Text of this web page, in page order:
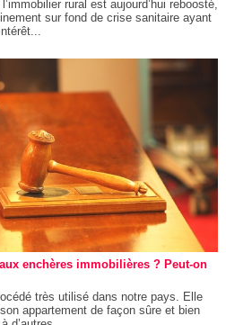
rural est aujourd’hui reboosté,
sur fond de crise sanitaire ayant
enchères immobilières ? Peut-on
très utilisé dans notre pays. Elle
appartement de façon sûre et bien